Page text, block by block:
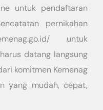
untuk pendaftaran
pernikahan
untuk
datang langsung
komitmen Kemenag
yang mudah, cepat,